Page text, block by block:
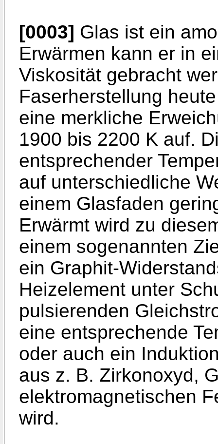
[0003] Glas ist ein
Erwärmen kann er in
Viskosität gebracht
Faserherstellung
eine merkliche
1900 bis 2200 K auf.
entsprechender
auf unterschiedliche
einem Glasfaden
Erwärmt wird zu
einem sogenannten
ein Graphit-
Heizelement unter
pulsierenden
eine entsprechende
oder auch ein
aus z. B. Zirkonoxyd,
elektromagnetischen
wird.